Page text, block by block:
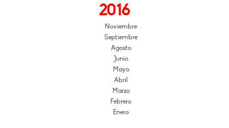
2016
Noviembre
Septiembre
Agosto
Junio
Mayo
Abril
Marzo
Febrero
Enero